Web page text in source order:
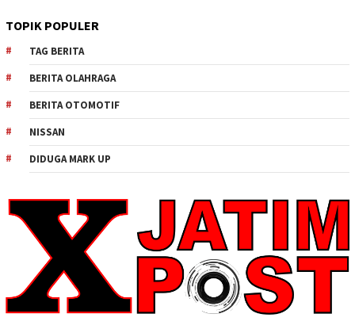
TOPIK POPULER
TAG BERITA
BERITA OLAHRAGA
BERITA OTOMOTIF
NISSAN
DIDUGA MARK UP